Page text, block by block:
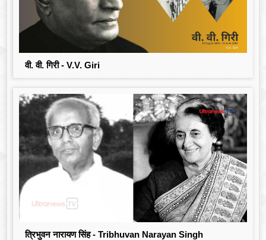
वी. वी. गिरी - V.V. Giri
त्रिभुवन नारायण सिंह - Tribhuvan Narayan Singh